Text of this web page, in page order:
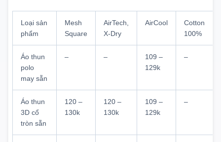
Loại sản
phẩm
Mesh
Square
AirTech,
X-Dry
AirCool
Cotton
100%
Áo thun
polo
may sẵn
– –
109 –
129k
–
Áo thun
3D cổ
tròn sẵn
120 –
130k
120 –
130k
109 –
129k
–